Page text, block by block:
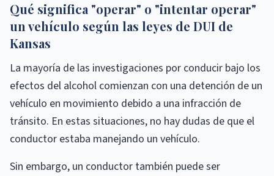
Qué significa "operar" o "intentar operar"
un vehículo según las leyes de DUI de
Kansas
La mayoría de las investigaciones por conducir bajo los
efectos del alcohol comienzan con una detención de un
vehículo en movimiento debido a una infracción de
tránsito. En estas situaciones, no hay dudas de que el
conductor estaba manejando un vehículo.
Sin embargo, un conductor también puede ser